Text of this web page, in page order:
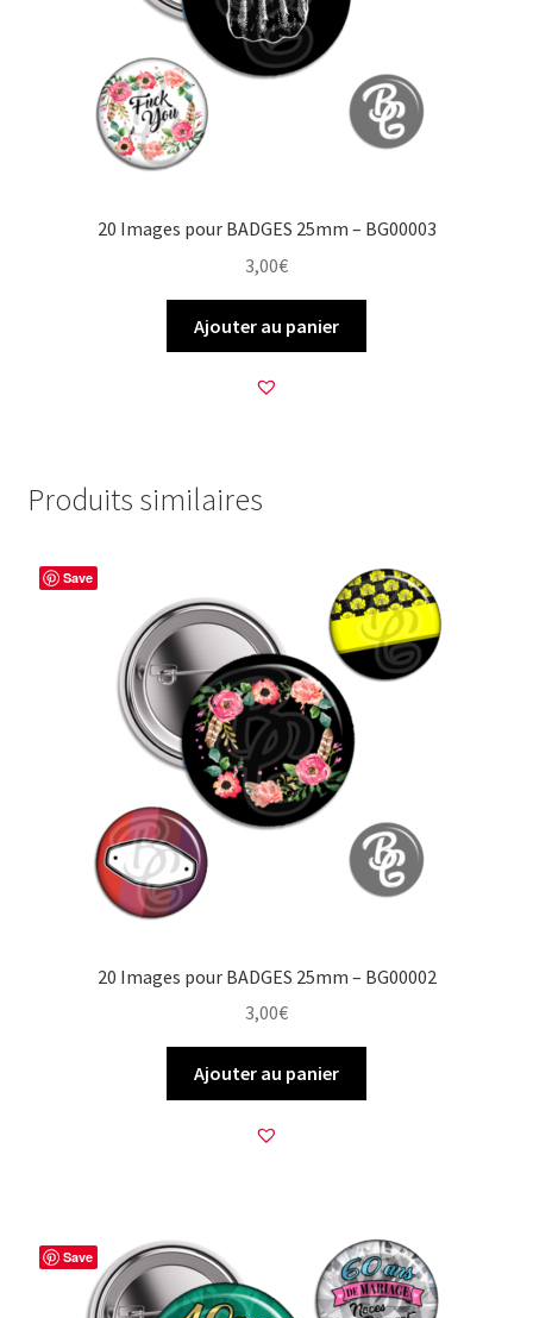
20 Images pour BADGES 25mm – BG00003
3,00€
Ajouter au panier
Produits similaires
Save
20 Images pour BADGES 25mm – BG00002
3,00€
Ajouter au panier
Save